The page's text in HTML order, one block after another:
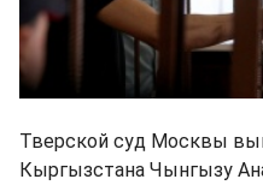
Тверской суд Москвы
Кыргызстана Чынгызу